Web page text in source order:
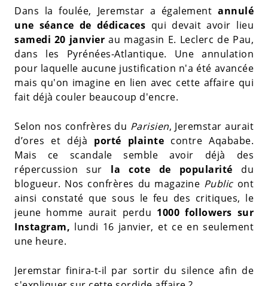
Dans la foulée, Jeremstar a également annulé
une séance de dédicaces qui devait avoir lieu
samedi 20 janvier au magasin E. Leclerc de Pau,
dans les Pyrénées-Atlantique. Une annulation
pour laquelle aucune justification n'a été avancée
mais qu'on imagine en lien avec cette affaire qui
fait déjà couler beaucoup d'encre.
Selon nos confrères du Parisien, Jeremstar aurait
d’ores et déjà porté plainte contre Aqababe.
Mais ce scandale semble avoir déjà des
répercussion sur la cote de popularité du
blogueur. Nos confrères du magazine Publicont
ainsi constaté que sous le feu des critiques, le
jeune homme aurait perdu 1000 followers sur
Instagram, lundi 16 janvier, et ce en seulement
une heure.
Jeremstar finira-t-il par sortir du silence afin de